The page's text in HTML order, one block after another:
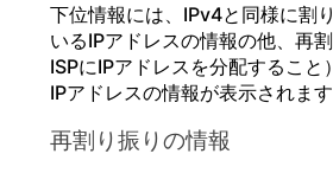
下位情報には、IPv4と同様に割
いるIPアドレスの情報の他、再
ISPにIPアドレスを分配すること
IPアドレスの情報が表示されます
再割り振りの情報